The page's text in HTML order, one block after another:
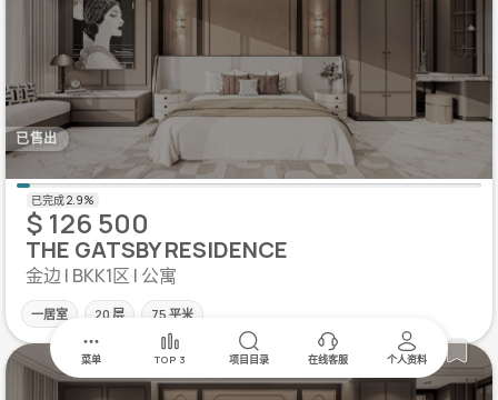
菜单 TOP 3 项目目录 在线客服 个人资料
已售出
$ 126 500
THE GATSBY RESIDENCE
金边 | BKK1区 | 公寓
一居室 20 层 75 平米